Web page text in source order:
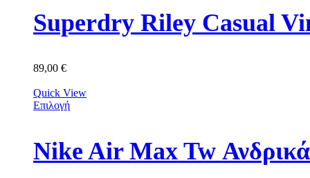
89,00 €
Quick View
Επιλογή
Nike Air Max Tw